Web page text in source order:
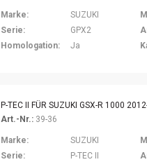
Marke: SUZUKI
Serie:
GPX2
Homologation:
Ja
P-TEC II FÜR SUZUKI GSX-R 1000
Art.-Nr.: 39-36
Marke: SUZUKI
Serie:
P-TEC II